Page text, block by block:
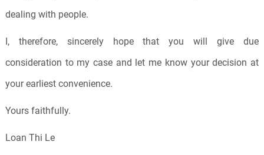
dealing with people.
I, therefore, sincerely hope that you will give due
consideration to my case and let me know your decision at
your earliest convenience.
Yours faithfully.
Loan Thi Le